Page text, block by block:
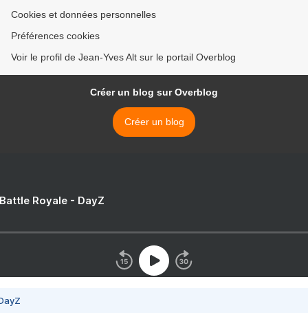
Cookies et données personnelles
Préférences cookies
Voir le profil de Jean-Yves Alt sur le portail Overblog
Créer un blog sur Overblog
Créer un blog
Royale - DayZ